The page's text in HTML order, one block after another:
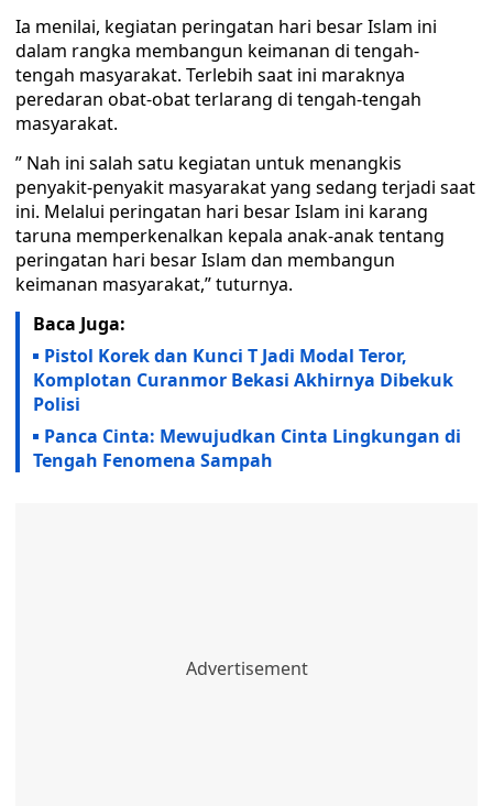
Ia menilai, kegiatan peringatan hari besar Islam ini
dalam rangka membangun keimanan di tengah-
tengah masyarakat. Terlebih saat ini maraknya
peredaran obat-obat terlarang di tengah-tengah
masyarakat.
” Nah ini salah satu kegiatan untuk menangkis
penyakit-penyakit masyarakat yang sedang terjadi saat
ini. Melalui peringatan hari besar Islam ini karang
taruna memperkenalkan kepala anak-anak tentang
peringatan hari besar Islam dan membangun
keimanan masyarakat,” tuturnya.
Baca Juga:
Pistol Korek dan Kunci T Jadi Modal Teror,
Komplotan Curanmor Bekasi Akhirnya Dibekuk
Polisi
Panca Cinta: Mewujudkan Cinta Lingkungan di
Tengah Fenomena Sampah